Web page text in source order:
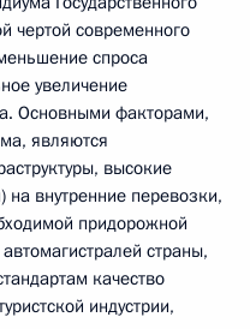
чертой современного
спроса
увеличение
Основными факторами,
являются
высокие
внутренние перевозки,
придорожной
страны,
качество
индустрии,